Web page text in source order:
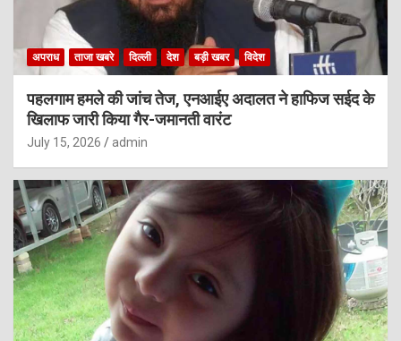
अपराध ताजा खबरे दिल्ली देश बड़ी खबर विदेश
पहलगाम हमले की जांच तेज, एनआईए अदालत ने हाफिज सईद के
खिलाफ जारी किया गैर-जमानती वारंट
July 15, 2026 admin